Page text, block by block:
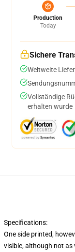
Production
Today
Sichere
Weltweite
Vollständige
erhalten wurde
Specifications:
One side printed,
visible, although not as